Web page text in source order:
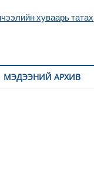
хуваарь татах
МЭДЭЭНИЙ АРХИВ